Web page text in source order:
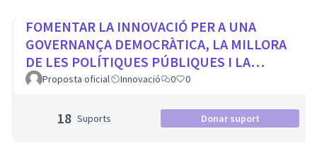
FOMENTAR LA INNOVACIÓ PER A UNA
GOVERNANÇA DEMOCRÀTICA, LA MILLORA
DE LES POLÍTIQUES PÚBLIQUES I LA
TRANSFORMACIÓ SOCIAL
Proposta oficial Innovació 0 0
18 Suports Donar suport